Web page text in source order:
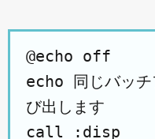
@echo off
echo 同じバッチ
び出します
call :disp